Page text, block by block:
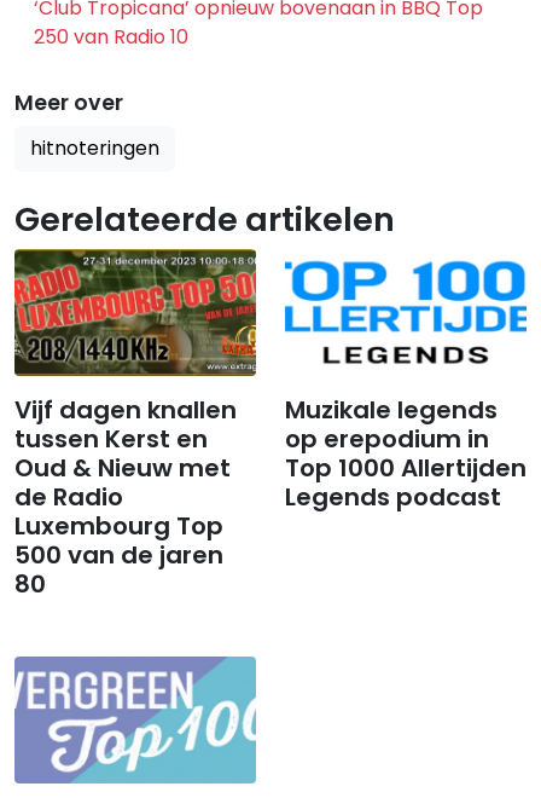
‘Club Tropicana’ opnieuw bovenaan in BBQ Top
250 van Radio 10
Meer over
hitnoteringen
Gerelateerde artikelen
Vijf dagen knallen
tussen Kerst en
Oud & Nieuw met
de Radio
Luxembourg Top
500 van de jaren
80
​​​​​​​Muzikale legends
op erepodium in
Top 1000 Allertijden
Legends podcast